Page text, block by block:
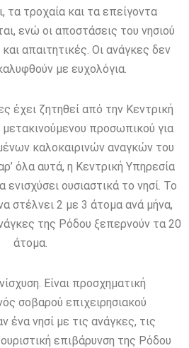
τα τροχαία και τα επείγοντα
ενώ οι αποστάσεις του νησιού
απαιτητικές. Οι ανάγκες δεν
με ευχολόγια.
έχει ζητηθεί από την Κεντρική
προσωπικού για
καλοκαιρινών αναγκών του
όλα αυτά, η Κεντρική Υπηρεσία
ενισχύσει ουσιαστικά το νησί. Το
στέλνει 2 με 3 άτομα ανά μήνα,
της Ρόδου ξεπερνούν τα 20
άτομα.
Είναι προσχηματική
σοβαρού επιχειρησιακού
ένα νησί με τις ανάγκες, τις
επιβάρυνση της Ρόδου